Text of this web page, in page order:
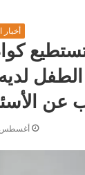
أخبار
عن
أغسطس 31, 2024